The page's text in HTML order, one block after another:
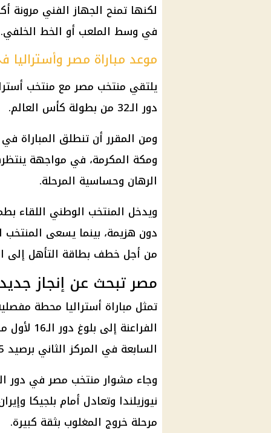
لكنها تمنح الجهاز الفني مرونة
في وسط الملعب أو الخط الخلفي.
موعد مباراة مصر وأستراليا
دور الـ32 من بطولة كأس العالم.
ومن المقرر أن تنطلق المباراة
ومكة المكرمة، في مواجهة
الرهان وحساسية المرحلة.
ويدخل المنتخب الوطني اللقاء
دون هزيمة، بينما يسعى المنتخب
من أجل خطف بطاقة التأهل إلى
مصر تبحث عن إنجاز جديد
تمثل مباراة أستراليا محطة
السابعة في المركز الثاني برصيد 5 نقاط.
وجاء مشوار منتخب مصر في دور
نيوزيلندا وتعادل أمام بلجيكا
مرحلة خروج المغلوب بثقة كبيرة.